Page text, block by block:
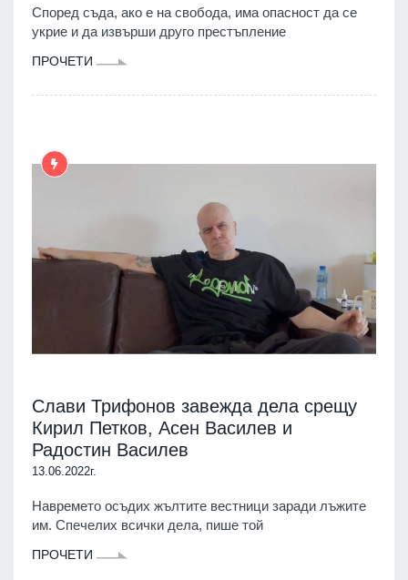
Според съда, ако е на свобода, има опасност да се
укрие и да извърши друго престъпление
ПРОЧЕТИ
Слави Трифонов завежда дела срещу
Кирил Петков, Асен Василев и
Радостин Василев
13.06.2022г.
Навремето осъдих жълтите вестници заради лъжите
им. Спечелих всички дела, пише той
ПРОЧЕТИ